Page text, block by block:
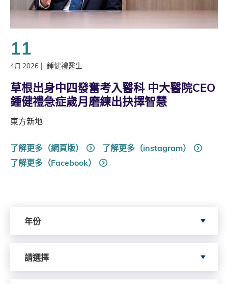
11
4月 2026 | 鍾健禮醫生
草根出身中四發奮考入醫科 中大醫院CEO
鍾健禮急症歲月磨練出抉擇智慧
東方新地
了解更多（網頁版）
了解更多（instagram）
了解更多（Facebook）
年份
請選擇